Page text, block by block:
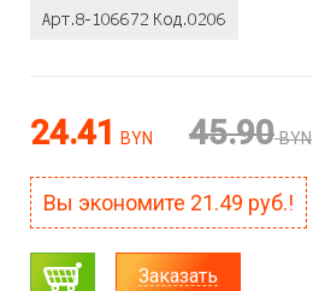
24.41 BYN 45.90 BYN
Вы экономите 21.49 руб.!
Заказать